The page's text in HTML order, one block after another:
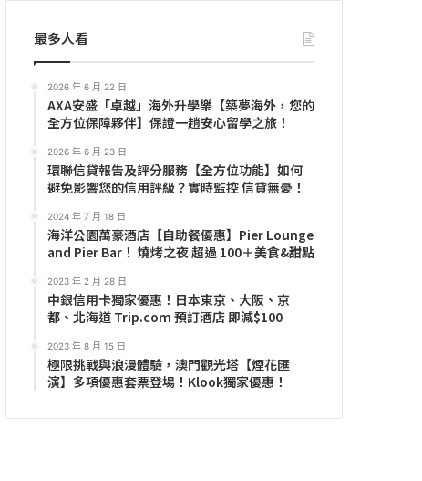
最多人看
2026 年 6 月 22 日
AXA安盛「卓越」海外升學樂【築夢海外，您的
全方位保障夥伴】保證一趟安心留學之旅！
2026 年 6 月 23 日
環聯信貸報告及評分服務【全方位功能】如何
避免影響您的信用評級？實時監控 信貸無憂！
2024 年 7 月 18 日
海洋公園萬豪酒店【自助餐優惠】Pier Lounge
and Pier Bar！ 燒烤之夜 超過 100＋美食&甜點
2023 年 2 月 28 日
中銀信用卡獨家優惠！日本東京、大阪、京
都、北海道 Trip.com 預訂酒店 即減$100
2023 年 8 月 15 日
極限挑戰與浪漫體驗，澳門觀光塔【煙花匯
演】多項優惠套票登場！Klook獨家優惠！